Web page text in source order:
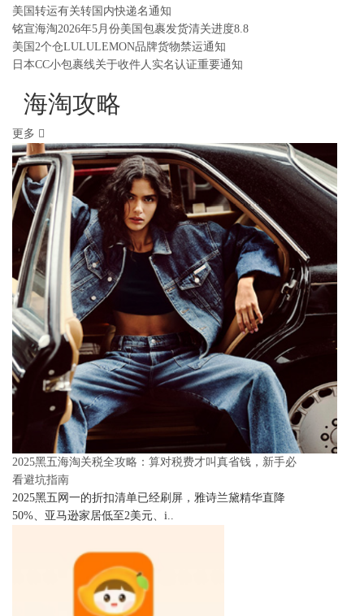
美国转运有关转国内快递名通知
铭宣海淘2026年5月份美国包裹发货清关进度8.8
美国2个仓LULULEMON品牌货物禁运通知
日本CC小包裹线关于收件人实名认证重要通知
海淘攻略
更多
2025黑五海淘关税全攻略：算对税费才叫真省钱，新手必
看避坑指南
2025黑五网一的折扣清单已经刷屏，雅诗兰黛精华直降
50%、亚马逊家居低至2美元、i..